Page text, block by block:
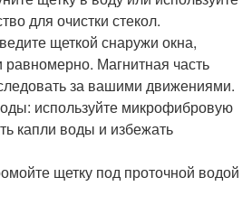
для очистки стекол.
щеткой снаружи окна,
равномерно. Магнитная часть
за вашими движениями.
используйте микрофибровую
капли воды и избежать
щетку под проточной водой